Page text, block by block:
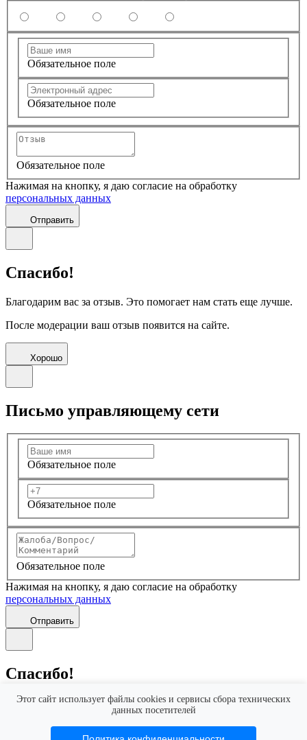
Обязательное поле
Обязательное поле
Обязательное поле
Нажимая на кнопку, я даю согласие на обработку
персональных данных
Отправить
Спасибо!
Благодарим вас за отзыв. Это помогает нам стать еще лучше.
После модерации ваш отзыв появится на сайте.
Хорошо
Письмо управляющему сети
Обязательное поле
Обязательное поле
Обязательное поле
Нажимая на кнопку, я даю согласие на обработку
персональных данных
Отправить
Спасибо!
Благодарим вас за обратную связь. Это помогает нам стать
Этот сайт использует файлы cookies и сервисы сбора технических
данных посетителей